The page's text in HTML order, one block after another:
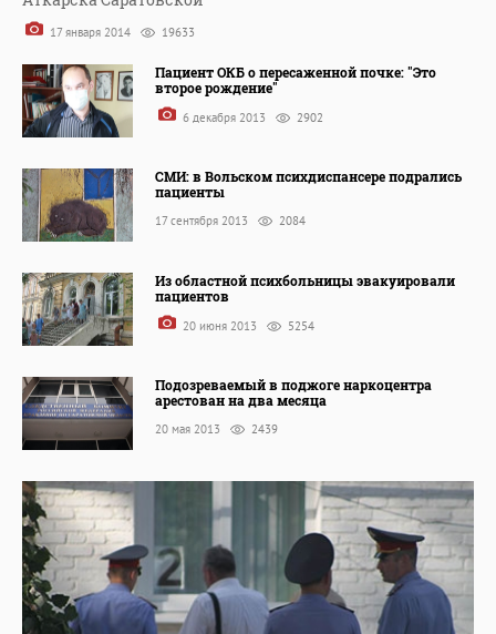
17 января 2014 19633
Пациент ОКБ о пересаженной почке: "Это
второе рождение"
6 декабря 2013 2902
СМИ: в Вольском психдиспансере подрались
пациенты
17 сентября 2013 2084
Из областной психбольницы эвакуировали
пациентов
20 июня 2013 5254
Подозреваемый в поджоге наркоцентра
арестован на два месяца
20 мая 2013 2439